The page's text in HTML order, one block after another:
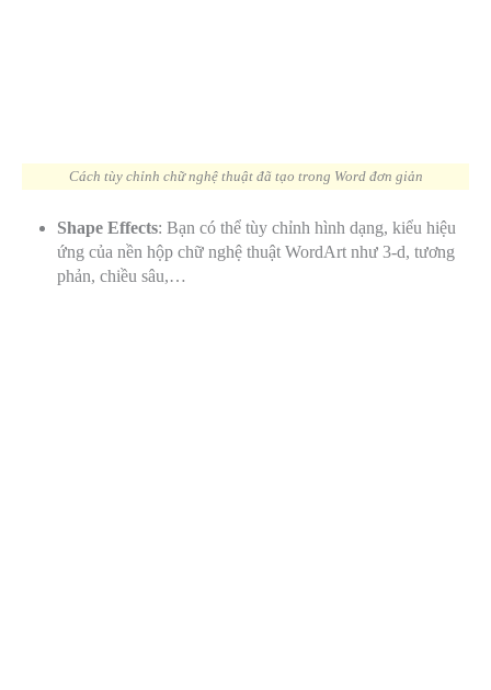
Cách tùy chỉnh chữ nghệ thuật đã tạo trong Word đơn giản
Shape Effects: Bạn có thể tùy chỉnh hình dạng, kiểu hiệu
ứng của nền hộp chữ nghệ thuật WordArt như 3-d, tương
phản, chiều sâu,…